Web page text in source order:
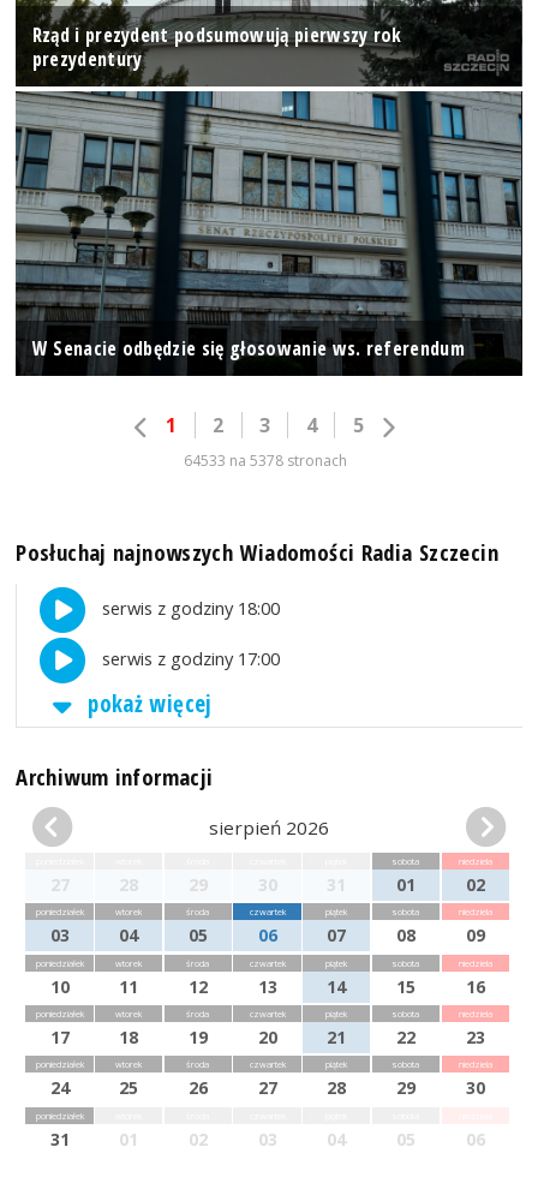
Rząd i prezydent podsumowują pierwszy rok
prezydentury
W Senacie odbędzie się głosowanie ws. referendum
1 2 3 4 5
64533 na 5378 stronach
Posłuchaj najnowszych Wiadomości Radia Szczecin
serwis z godziny 18:00
serwis z godziny 17:00
pokaż więcej
Archiwum informacji
sierpień 2026
27 28 29 30 31
sobota
01
niedziela
02
poniedziałek
03
wtorek
04
środa
05
czwartek
06
piątek
07
sobota
08
niedziela
09
poniedziałek
10
wtorek
11
środa
12
czwartek
13
piątek
14
sobota
15
niedziela
16
poniedziałek
17
wtorek
18
środa
19
czwartek
20
piątek
21
sobota
22
niedziela
23
poniedziałek
24
wtorek
25
środa
26
czwartek
27
piątek
28
sobota
29
niedziela
30
poniedziałek
31 01 02 03 04 05 06